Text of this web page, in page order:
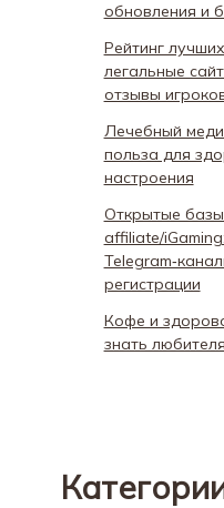
обновления и
Рейтинг
легальные
отзывы
Лечебный
польза для
настроения
Открытые
affiliate/
регистрации
Кофе и
знать